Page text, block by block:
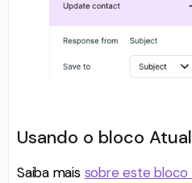
Usando o bloco
Saiba mais sobre este bloco